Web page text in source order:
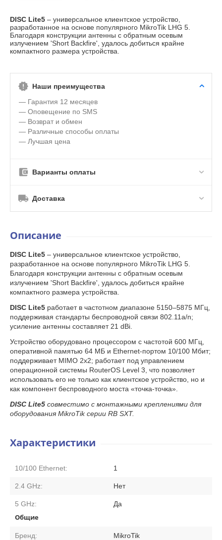
DISC Lite5 – универсальное клиентское устройство,
разработанное на основе популярного MikroTik LHG 5.
Благодаря конструкции антенны с обратным осевым
излучением 'Short Backfire', удалось добиться крайне
компактного размера устройства.
Наши преимущества
— Гарантия 12 месяцев
— Оповещение по SMS
— Возврат и обмен
— Различные способы оплаты
— Лучшая цена
Варианты оплаты
Доставка
Описание
DISC Lite5 – универсальное клиентское устройство,
разработанное на основе популярного MikroTik LHG 5.
Благодаря конструкции антенны с обратным осевым
излучением 'Short Backfire', удалось добиться крайне
компактного размера устройства.
DISC Lite5 работает в частотном диапазоне 5150–5875 МГц,
поддерживая стандарты беспроводной связи 802.11a/n;
усиление антенны составляет 21 dBi.
Устройство оборудовано процессором с частотой 600 МГц,
оперативной памятью 64 МБ и Ethernet-портом 10/100 Мбит;
поддерживает MIMO 2x2; работает под управлением
операционной системы RouterOS Level 3, что позволяет
использовать его не только как клиентское устройство, но и
как компонент беспроводного моста «точка-точка».
DISC Lite5 совместимо с монтажными креплениями для
оборудования MikroTik серии RB SXT.
Характеристики
10/100 Ethernet: 1
2.4 GHz: Нет
5 GHz: Да
Общие
Бренд: MikroTik